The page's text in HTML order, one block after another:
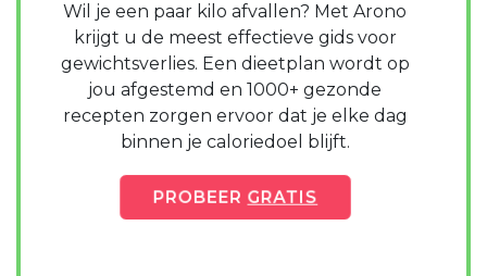
Wil je een paar kilo afvallen? Met Arono
krijgt u de meest effectieve gids voor
gewichtsverlies. Een dieetplan wordt op
jou afgestemd en 1000+ gezonde
recepten zorgen ervoor dat je elke dag
binnen je caloriedoel blijft.
PROBEER GRATIS